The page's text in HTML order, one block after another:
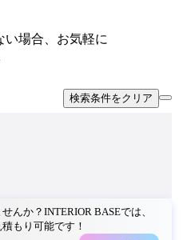
い場合、お気軽に
検索条件をクリア
んか？INTERIOR BASEでは、
もり可能です！